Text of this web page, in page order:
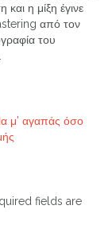
η μίξη έγινε
από τον
του
μ' αγαπάς όσο
fields are